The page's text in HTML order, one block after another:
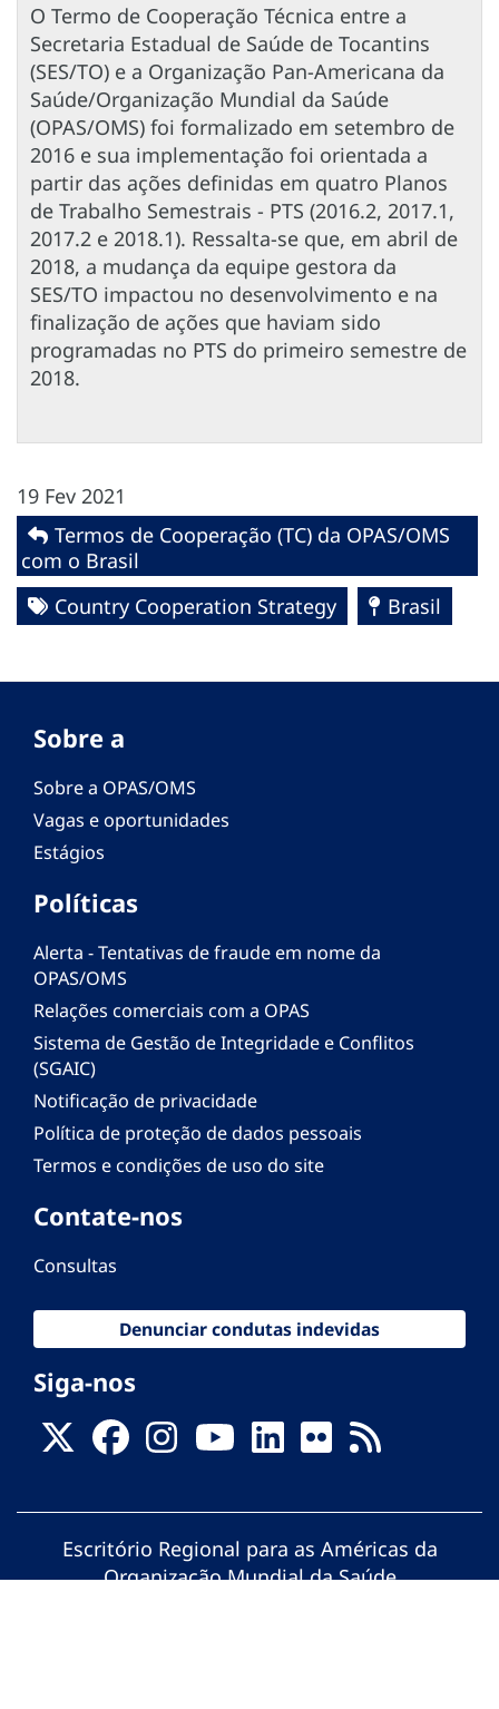
O Termo de Cooperação Técnica entre a
Secretaria Estadual de Saúde de Tocantins
(SES/TO) e a Organização Pan-Americana da
Saúde/Organização Mundial da Saúde
(OPAS/OMS) foi formalizado em setembro de
2016 e sua implementação foi orientada a
partir das ações definidas em quatro Planos
de Trabalho Semestrais - PTS (2016.2, 2017.1,
2017.2 e 2018.1). Ressalta-se que, em abril de
2018, a mudança da equipe gestora da
SES/TO impactou no desenvolvimento e na
finalização de ações que haviam sido
programadas no PTS do primeiro semestre de
2018.
19 Fev 2021
Termos de Cooperação (TC) da OPAS/OMS
com o Brasil
Country Cooperation Strategy
Brasil
Sobre a
Sobre a OPAS/OMS
Vagas e oportunidades
Estágios
Políticas
Alerta - Tentativas de fraude em nome da
OPAS/OMS
Relações comerciais com a OPAS
Sistema de Gestão de Integridade e Conflitos
(SGAIC)
Notificação de privacidade
Política de proteção de dados pessoais
Termos e condições de uso do site
Contate-nos
Consultas
Denunciar condutas indevidas
Siga-nos
Escritório Regional para as Américas da
Organização Mundial da Saúde